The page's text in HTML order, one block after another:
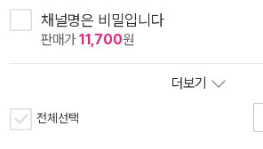
채널명은 비밀입니다
판매가11,700원
더보기
전체선택